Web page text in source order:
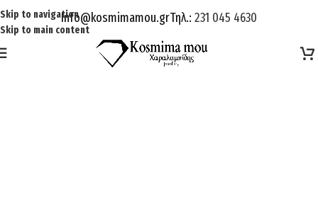
Skip to navigation
Skip to main content
Info@kosmimamou.grΤηλ.: 231 045 4630